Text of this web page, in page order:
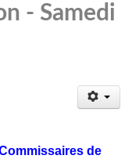
- Samedi
de